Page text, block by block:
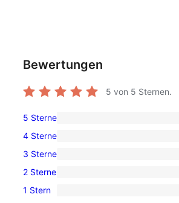
Bewertungen
5 von 5 Sternen.
1 5-
Sterne-
Rezension
5 Sterne
0 4-
Sterne-
Rezensionen
4 Sterne
0 3-
Sterne-
Rezensionen
3 Sterne
0 2-
Sterne-
2 Sterne
0 1-
1 Stern